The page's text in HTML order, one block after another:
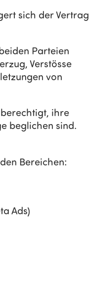
sich der Vertrag
Parteien
Verstösse
von
ihre
beglichen sind.
Bereichen:
Ads)